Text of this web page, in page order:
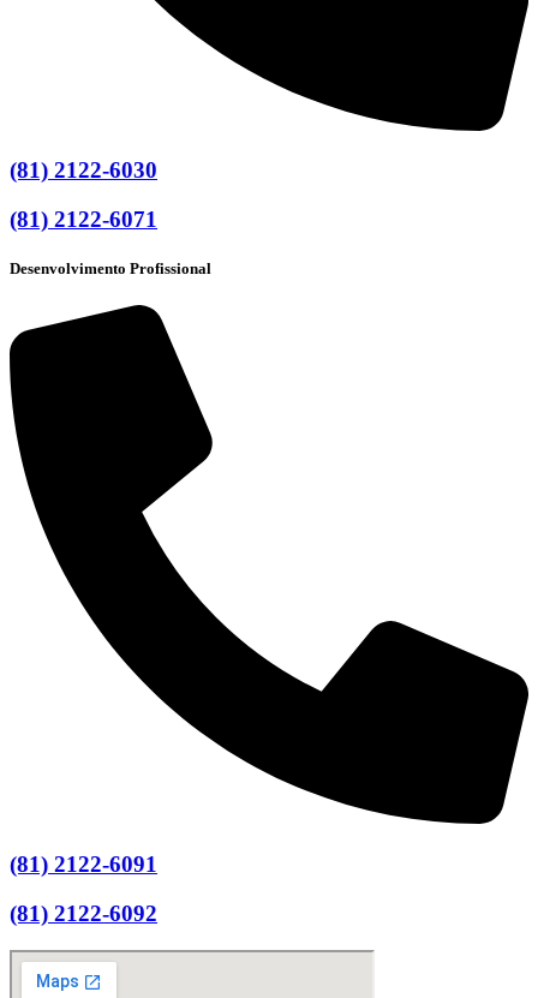
(81) 2122-6030
(81) 2122-6071
Desenvolvimento Profissional
(81) 2122-6091
(81) 2122-6092